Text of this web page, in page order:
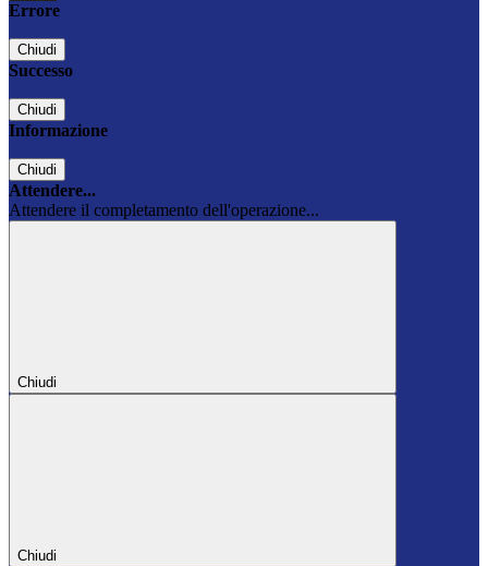
Errore
Chiudi
Successo
Chiudi
Informazione
Chiudi
Attendere...
Attendere il completamento dell'operazione...
Chiudi
Chiudi